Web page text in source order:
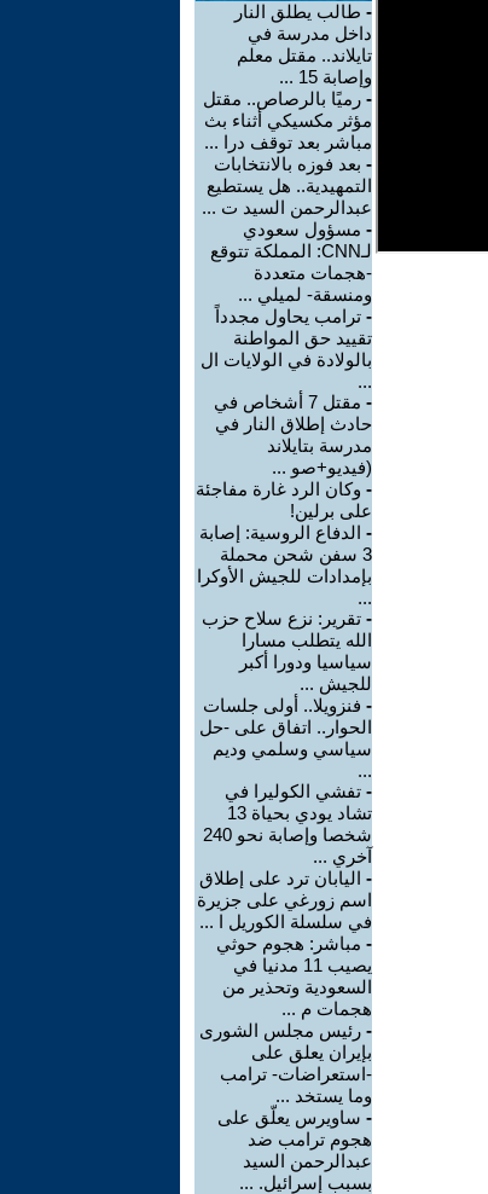
- طالب يطلق النار
داخل مدرسة في
تايلاند.. مقتل معلم
وإصابة 15 ...
- رميًا بالرصاص.. مقتل
مؤثر مكسيكي أثناء بث
مباشر بعد توقف درا ...
- بعد فوزه بالانتخابات
التمهيدية.. هل يستطيع
عبدالرحمن السيد ت ...
- مسؤول سعودي
لـCNN: المملكة تتوقع
-هجمات متعددة
ومنسقة- لميلي ...
- ترامب يحاول مجدداً
تقييد حق المواطنة
بالولادة في الولايات ال
...
-
مقتل 7 أشخاص في
حادث إطلاق النار في
مدرسة بتايلاند
(فيديو+صو ...
- وكان الرد غارة مفاجئة
على برلين!
- الدفاع الروسية: إصابة
3 سفن شحن محملة
بإمدادات للجيش الأوكرا
...
- تقرير: نزع سلاح حزب
الله يتطلب مسارا
سياسيا ودورا أكبر
للجيش ...
- فنزويلا.. أولى جلسات
الحوار.. اتفاق على -حل
سياسي وسلمي وديم
...
- تفشي الكوليرا في
تشاد يودي بحياة 13
شخصا وإصابة نحو 240
آخري ...
- اليابان ترد على إطلاق
اسم زورغي على جزيرة
في سلسلة الكوريل ا ...
- مباشر: هجوم حوثي
يصيب 11 مدنيا في
السعودية وتحذير من
هجمات م ...
- رئيس مجلس الشورى
بإيران يعلق على
-استعراضات- ترامب
وما يستخد ...
- ساويرس يعلّق على
هجوم ترامب ضد
عبدالرحمن السيد
بسبب إسرائيل. ...